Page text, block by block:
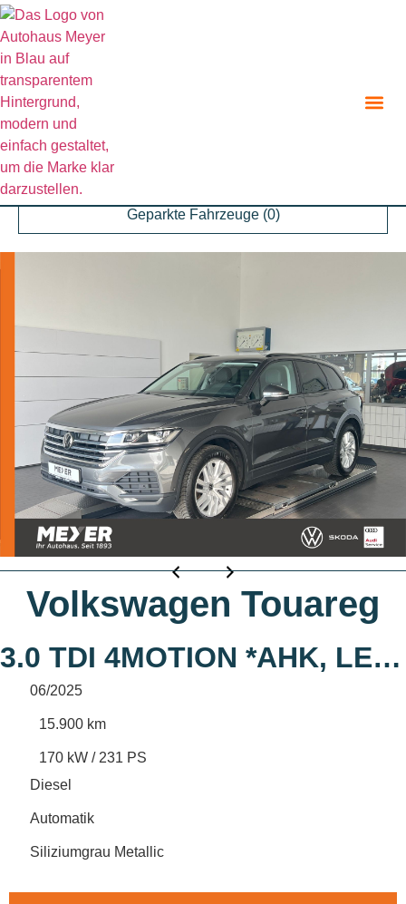
Geparkte Fahrzeuge (0)
Volkswagen Touareg
3.0 TDI 4MOTION *AHK, LED, Luft, ACC, 19
06/2025
15.900 km
170 kW / 231 PS
Diesel
Automatik
Siliziumgrau Metallic